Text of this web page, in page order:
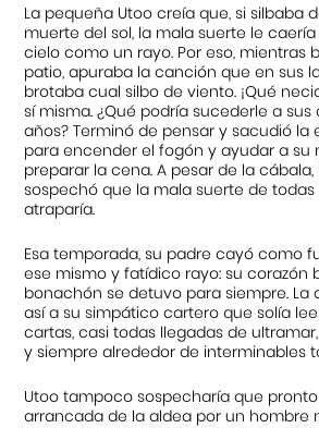
La pequeña Utoo creía que, si silbaba
muerte del sol, la mala suerte le
cielo como un rayo. Por eso, mientras
patio, apuraba la canción que en sus
brotaba cual silbo de viento. ¡Qué
sí misma. ¿Qué podría sucederle a sus
años? Terminó de pensar y sacudió la
para encender el fogón y ayudar a su
preparar la cena. A pesar de la cábala,
sospechó que la mala suerte de
atraparía.
Esa temporada, su padre cayó como
ese mismo y fatídico rayo: su corazón
bonachón se detuvo para siempre. La
así a su simpático cartero que solía
cartas, casi todas llegadas de
y siempre alrededor de interminables
Utoo tampoco sospecharía que
arrancada de la aldea por un hombre